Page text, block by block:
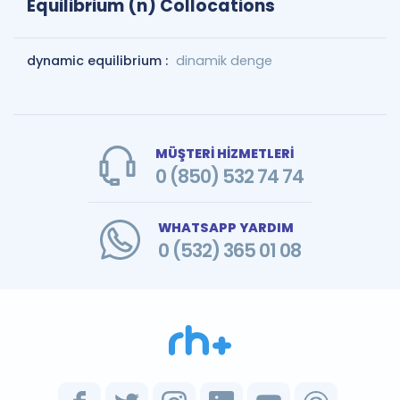
Equilibrium (n) Collocations
dynamic equilibrium : dinamik denge
MÜŞTERİ HİZMETLERİ
0 (850) 532 74 74
WHATSAPP YARDIM
0 (532) 365 01 08